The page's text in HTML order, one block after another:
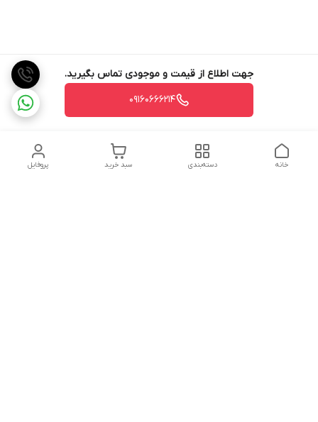
جهت اطلاع از قیمت و موجودی تماس بگیرید.
09160666214
پروفایل سبد خرید دسته‌بندی خانه